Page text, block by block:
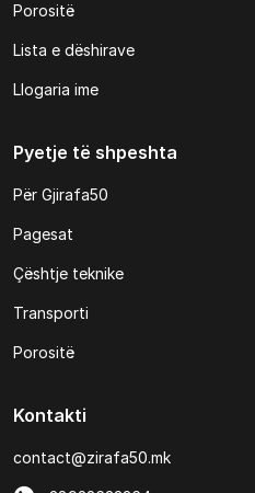
Porositë
Lista e dëshirave
Llogaria ime
Pyetje të shpeshta
Për Gjirafa50
Pagesat
Çështje teknike
Transporti
Porositë
Kontakti
contact@zirafa50.mk